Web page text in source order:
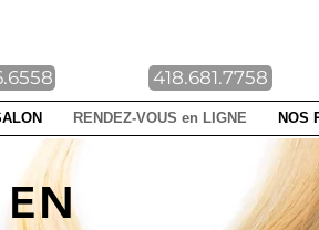
RENDEZ-VOUS en LIGNE NOS
418.681.7758